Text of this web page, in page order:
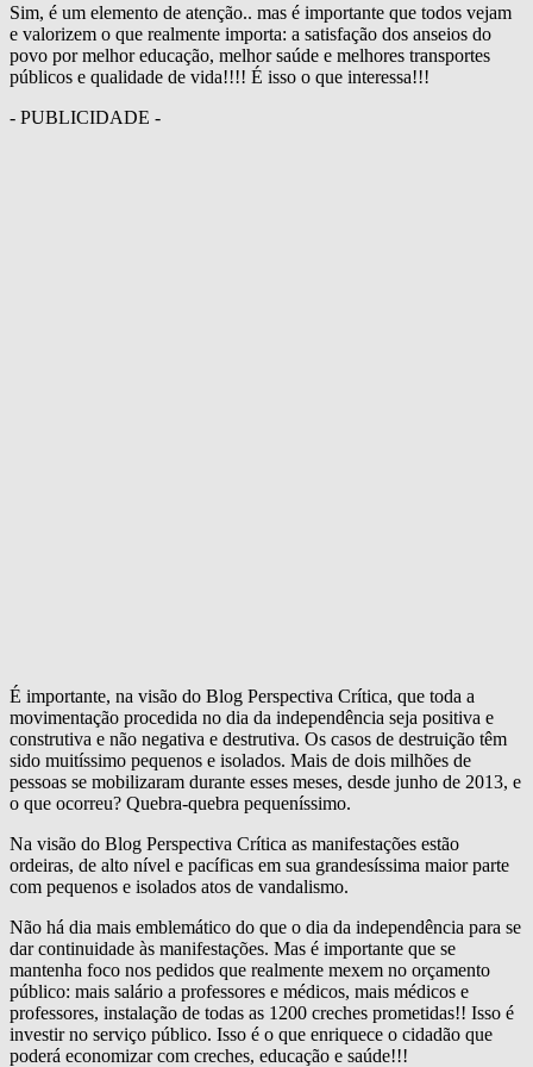
Sim, é um elemento de atenção.. mas é importante que todos vejam
e valorizem o que realmente importa: a satisfação dos anseios do
povo por melhor educação, melhor saúde e melhores transportes
públicos e qualidade de vida!!!! É isso o que interessa!!!
- PUBLICIDADE -
É importante, na visão do Blog Perspectiva Crítica, que toda a
movimentação procedida no dia da independência seja positiva e
construtiva e não negativa e destrutiva. Os casos de destruição têm
sido muitíssimo pequenos e isolados. Mais de dois milhões de
pessoas se mobilizaram durante esses meses, desde junho de 2013, e
o que ocorreu? Quebra-quebra pequeníssimo.
Na visão do Blog Perspectiva Crítica as manifestações estão
ordeiras, de alto nível e pacíficas em sua grandesíssima maior parte
com pequenos e isolados atos de vandalismo.
Não há dia mais emblemático do que o dia da independência para se
dar continuidade às manifestações. Mas é importante que se
mantenha foco nos pedidos que realmente mexem no orçamento
público: mais salário a professores e médicos, mais médicos e
professores, instalação de todas as 1200 creches prometidas!! Isso é
investir no serviço público. Isso é o que enriquece o cidadão que
poderá economizar com creches, educação e saúde!!!